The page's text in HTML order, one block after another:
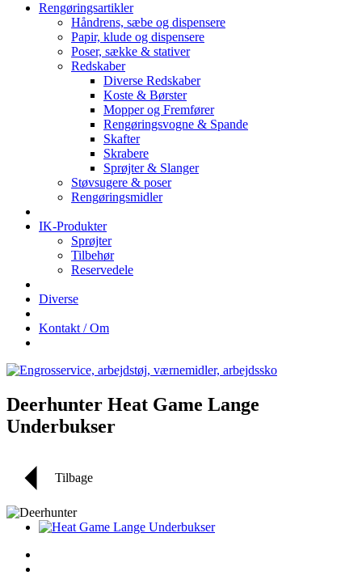
Rengøringsartikler
Håndrens, sæbe og dispensere
Papir, klude og dispensere
Poser, sække & stativer
Redskaber
Diverse Redskaber
Koste & Børster
Mopper og Fremfører
Rengøringsvogne & Spande
Skafter
Skrabere
Sprøjter & Slanger
Støvsugere & poser
Rengøringsmidler
IK-Produkter
Sprøjter
Tilbehør
Reservedele
Diverse
Kontakt / Om
Deerhunter Heat Game Lange
Underbukser
Tilbage